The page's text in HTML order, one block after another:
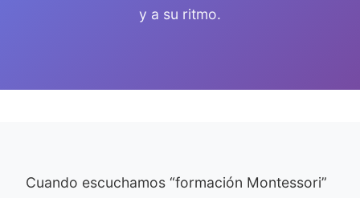
y a su ritmo.
Cuando escuchamos “formación Montessori”